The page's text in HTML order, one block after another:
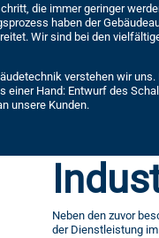
die immer geringer
haben der
Wir sind bei den
verstehen wir
einer Hand: Entwurf des
unsere Kunden.
Neben den zuvor
der Dienstleistung